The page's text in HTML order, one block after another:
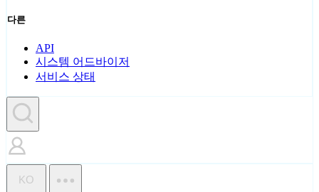
다른
API
시스템 어드바이저
서비스 상태
KO